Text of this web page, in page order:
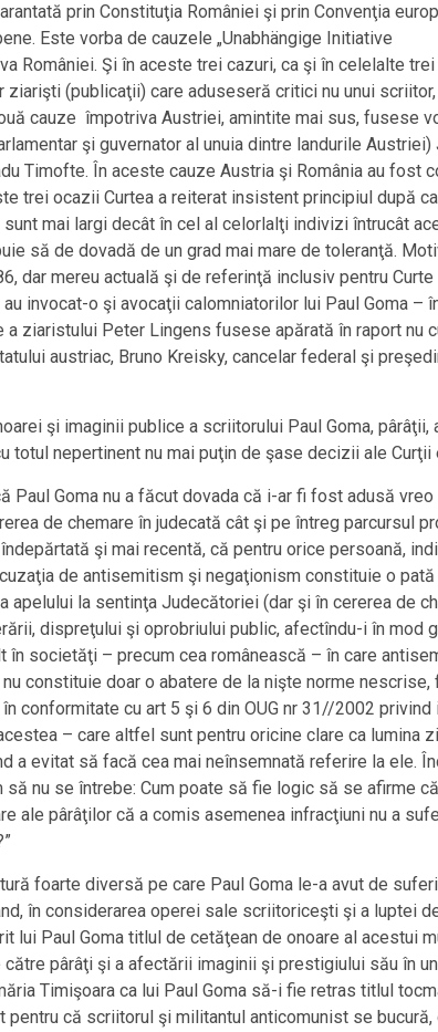
prin Constituţia României şi prin Convenţia
Este vorba de cauzele „Unabhängige Initiative
României. Şi în aceste trei cazuri, ca şi în celelalte
(publicaţii) care aduseseră critici nu unui scriitor,
cauze împotriva Austriei, amintite mai sus, fusese
şi guvernator al unuia dintre landurile Austriei)
Timofte. În aceste cauze Austria şi România au fost
trei ocazii Curtea a reiterat insistent principiul după
mai largi decât în cel al celorlalţi indivizi întrucât
să de dovadă de un grad mai mare de toleranţă.
dar mereu actuală şi de referinţă inclusiv pentru
invocat-o şi avocaţii calomniatorilor lui Paul Goma –
ziaristului Peter Lingens fusese apărată în raport nu
austriac, Bruno Kreisky, cancelar federal şi
şi imaginii publice a scriitorului Paul Goma, pârâţii,
totul nepertinent nu mai puţin de şase decizii ale Curţii
Paul Goma nu a făcut dovada că i-ar fi fost adusă vreo
de chemare în judecată cât şi pe întreg parcursul
şi mai recentă, că pentru orice persoană,
de antisemitism şi negaţionism constituie o
la sentinţa Judecătoriei (dar şi în cererea de
dispreţului şi oprobriului public, afectîndu-i în mod
societăţi – precum cea românească – în care
constituie doar o abatere de la nişte norme nescrise,
conformitate cu art 5 şi 6 din OUG nr 31//2002
– care altfel sunt pentru oricine clare ca lumina
evitat să facă cea mai neînsemnată referire la ele.
nu se întrebe: Cum poate să fie logic să se afirme
ale pârâţilor că a comis asemenea infracţiuni nu a
foarte diversă pe care Paul Goma le-a avut de
în considerarea operei sale scriitoriceşti şi a luptei
Paul Goma titlul de cetăţean de onoare al acestui
pârâţi şi a afectării imaginii şi prestigiului său în
Timişoara ca lui Paul Goma să-i fie retras titlul
că scriitorul şi militantul anticomunist se bucură,